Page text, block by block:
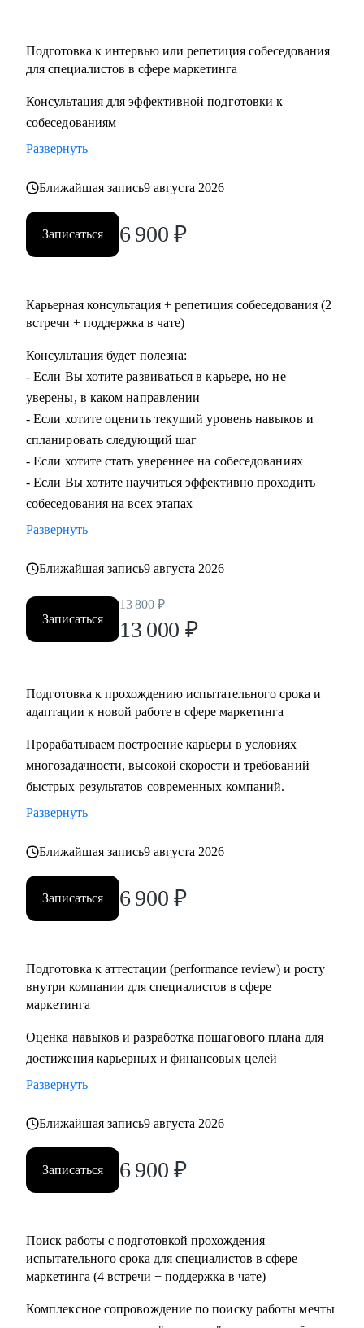
Подготовка к интервью или репетиция собеседования
для специалистов в сфере маркетинга
Консультация для эффективной подготовки к
собеседованиям
Развернуть
Ближайшая запись9 августа 2026
Записаться 6 900 ₽
Карьерная консультация + репетиция собеседования (2
встречи + поддержка в чате)
Консультация будет полезна:
- Если Вы хотите развиваться в карьере, но не
уверены, в каком направлении
- Если хотите оценить текущий уровень навыков и
спланировать следующий шаг
- Если хотите стать увереннее на собеседованиях
- Если Вы хотите научиться эффективно проходить
собеседования на всех этапах
Развернуть
Ближайшая запись9 августа 2026
Записаться
13 800 ₽
13 000 ₽
Подготовка к прохождению испытательного срока и
адаптации к новой работе в сфере маркетинга
Прорабатываем построение карьеры в условиях
многозадачности, высокой скорости и требований
быстрых результатов современных компаний.
Развернуть
Ближайшая запись9 августа 2026
Записаться 6 900 ₽
Подготовка к аттестации (performance review) и росту
внутри компании для специалистов в сфере
маркетинга
Оценка навыков и разработка пошагового плана для
достижения карьерных и финансовых целей
Развернуть
Ближайшая запись9 августа 2026
Записаться 6 900 ₽
Поиск работы с подготовкой прохождения
испытательного срока для специалистов в сфере
маркетинга (4 встречи + поддержка в чате)
Комплексное сопровождение по поиску работы мечты